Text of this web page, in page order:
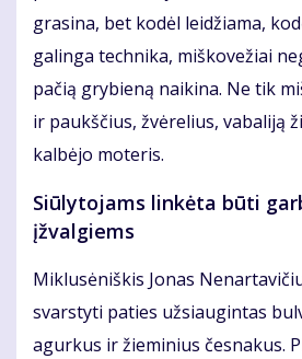
grasina, bet kodėl leidžiama,
galinga technika, miškovežiai
pačią grybieną naikina. Ne tik
ir paukščius, žvėrelius, vabaliją
kalbėjo moteris.
Siūlytojams linkėta būti
įžvalgiems
Miklusėniškis Jonas
svarstyti paties užsiaugintas
agurkus ir žieminius česnakus.